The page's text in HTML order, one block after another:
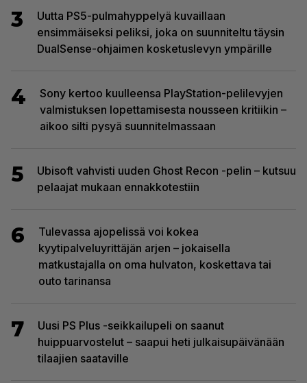
3
Uutta PS5-pulmahyppelyä kuvaillaan
ensimmäiseksi peliksi, joka on suunniteltu täysin
DualSense-ohjaimen kosketuslevyn ympärille
4
Sony kertoo kuulleensa PlayStation-pelilevyjen
valmistuksen lopettamisesta nousseen kritiikin –
aikoo silti pysyä suunnitelmassaan
5
Ubisoft vahvisti uuden Ghost Recon -pelin – kutsuu
pelaajat mukaan ennakkotestiin
6
Tulevassa ajopelissä voi kokea
kyytipalveluyrittäjän arjen – jokaisella
matkustajalla on oma hulvaton, koskettava tai
outo tarinansa
7
Uusi PS Plus -seikkailupeli on saanut
huippuarvostelut – saapui heti julkaisupäivänään
tilaajien saataville